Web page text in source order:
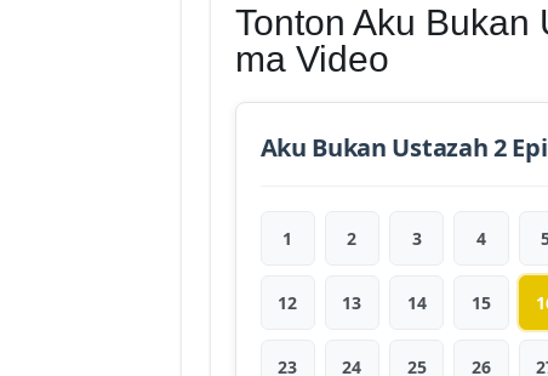
Tonton Aku Bukan
ma Video
Aku Bukan Ustazah 2
1 2 3 4
12 13 14 15
23 24 25 26